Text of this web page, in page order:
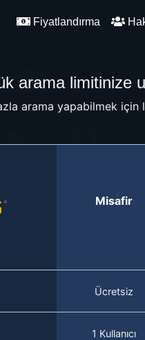
Fiyatlandırma
arama limitinize
arama yapabilmek için
Misafir
Ücretsiz
1 Kullanıcı